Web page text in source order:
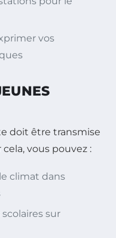
vos
doit être transmise
vous pouvez :
climat dans
sur